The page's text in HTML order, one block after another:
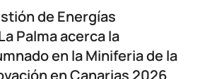
de Energías
Palma acerca la
en la Miniferia de la
en Canarias 2026